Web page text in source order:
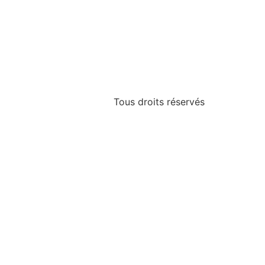
Tous droits réservés